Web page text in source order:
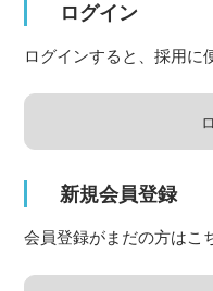
ログイン
ログインすると、採用に
新規会員登録
会員登録がまだの方はこ